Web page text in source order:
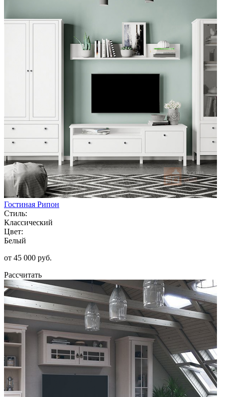
Гостиная Рипон
Стиль:
Классический
Цвет:
Белый
от 45 000 руб.
Рассчитать